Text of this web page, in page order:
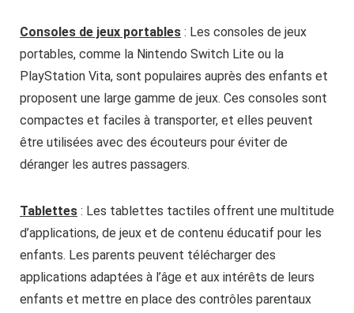
Consoles de jeux portables : Les consoles de jeux
portables, comme la Nintendo Switch Lite ou la
PlayStation Vita, sont populaires auprès des enfants et
proposent une large gamme de jeux. Ces consoles sont
compactes et faciles à transporter, et elles peuvent
être utilisées avec des écouteurs pour éviter de
déranger les autres passagers.
Tablettes : Les tablettes tactiles offrent une multitude
d’applications, de jeux et de contenu éducatif pour les
enfants. Les parents peuvent télécharger des
applications adaptées à l’âge et aux intérêts de leurs
enfants et mettre en place des contrôles parentaux